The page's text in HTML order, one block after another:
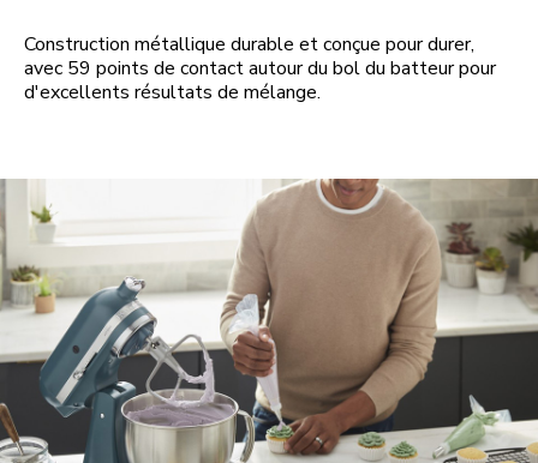
Construction métallique durable et conçue pour durer,
avec 59 points de contact autour du bol du batteur pour
d'excellents résultats de mélange.